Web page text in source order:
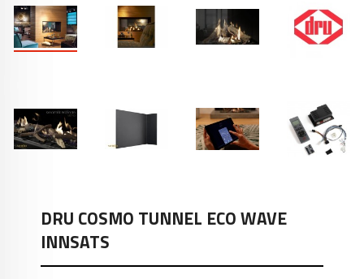
DRU COSMO TUNNEL ECO WAVE
INNSATS